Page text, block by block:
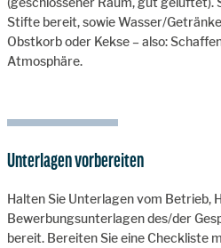
Stifte bereit, sowie Wasser/
Obstkorb oder Kekse – also:
Atmosphäre.
Unterlagen vorbereiten
Halten Sie Unterlagen vom Betrieb,
Bewerbungsunterlagen des/der
bereit. Bereiten Sie eine Checkliste